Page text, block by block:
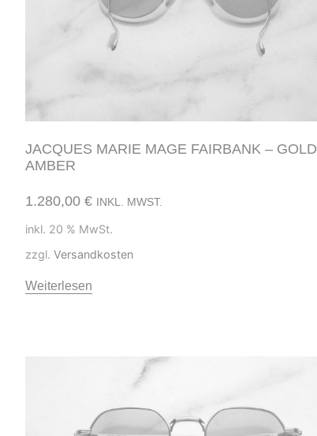
JACQUES MARIE MAGE FAIRBANK – GOLD
AMBER
1.280,00 € INKL. MWST.
inkl. 20 % MwSt.
zzgl. Versandkosten
Weiterlesen